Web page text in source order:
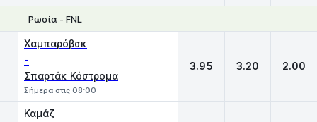
Ρωσία - FNL
Χαμπαρόβσκ
-
Σπαρτάκ Κόστρομα
Σήμερα στις 08:00
3.95 3.20 2.00
Καμάζ